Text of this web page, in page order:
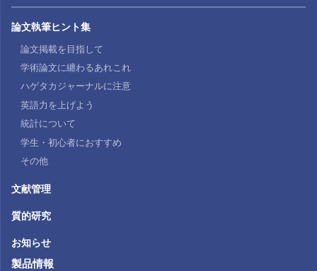
論文執筆ヒント集
論文掲載を目指して
学術論文に纏わるあれこれ
ハゲタカジャーナルに注意
英語力を上げよう
統計について
学生・初心者におすすめ
その他
文献管理
質的研究
お知らせ
製品情報